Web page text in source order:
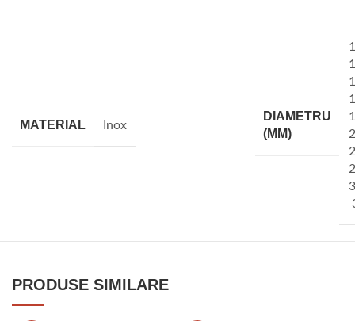
MATERIAL Inox
DIAMETRU
(MM)
PRODUSE SIMILARE